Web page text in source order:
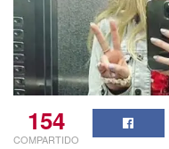
154
COMPARTIDO